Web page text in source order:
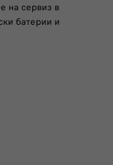
на сервиз в
батерии и